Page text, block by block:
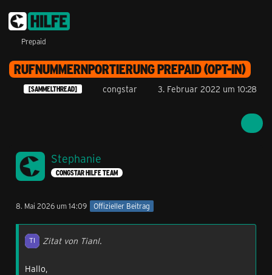
Prepaid
RUFNUMMERNPORTIERUNG PREPAID (OPT-IN)
[SAMMELTHREAD] congstar 3. Februar 2022 um 10:28
Stephanie
CONGSTAR HILFE TEAM
8. Mai 2026 um 14:09 Offizieller Beitrag
Zitat von Tianl.
Hallo,